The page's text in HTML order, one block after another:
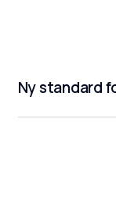
Ny standard